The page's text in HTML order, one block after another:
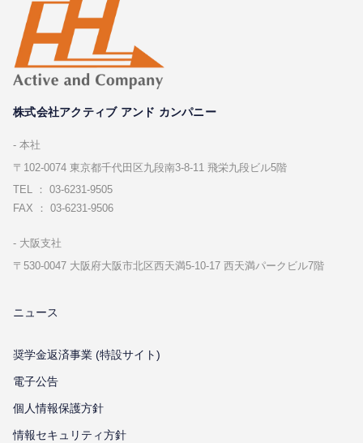
株式会社アクティブ アンド カンパニー
本社
〒102-0074 東京都千代⽥区九段南3-8-11 飛栄九段ビル5階
TEL ： 03-6231-9505
FAX ： 03-6231-9506
⼤阪⽀社
〒530-0047 ⼤阪府⼤阪市北区⻄天満5-10-17 ⻄天満パークビル7階
ニュース
奨学金返済事業 (特設サイト)
電子公告
個⼈情報保護⽅針
情報セキュリティ⽅針